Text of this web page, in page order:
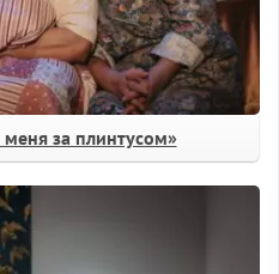
за плинтусом»